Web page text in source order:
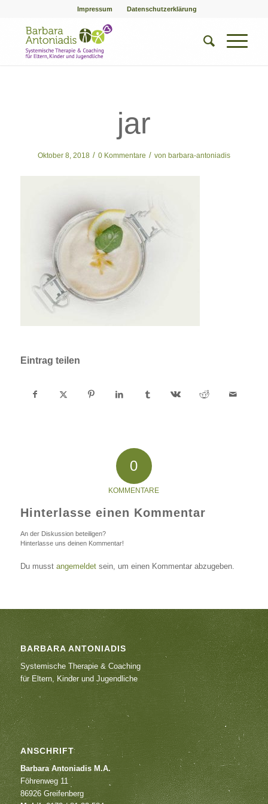
Impressum Datenschutzerklärung
jar
Oktober 8, 2018 / 0 Kommentare / von barbara-antoniadis
Eintrag teilen
0
KOMMENTARE
Hinterlasse einen Kommentar
An der Diskussion beteiligen?
Hinterlasse uns deinen Kommentar!
Du musst angemeldetsein, um einen Kommentar abzugeben.
BARBARA ANTONIADIS
Systemische Therapie & Coaching
für Eltern, Kinder und Jugendliche
ANSCHRIFT
Barbara Antoniadis M.A.
Föhrenweg 11
86926 Greifenberg